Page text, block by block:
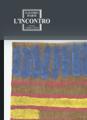
QUI SOMMES-NOU
NEWS ED EVENTS
ARTISTES ET
EXPOSITIONS
CONTACTS